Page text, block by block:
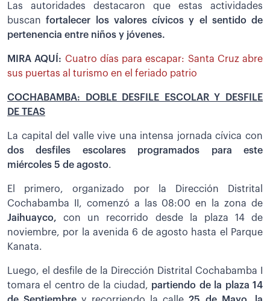
Las autoridades destacaron que estas actividades
buscanfortalecer los valores cívicos y el sentido de
pertenencia entre niños y jóvenes.
MIRA AQUÍ: Cuatro días para escapar: Santa Cruz abre
sus puertas al turismo en el feriado patrio
COCHABAMBA: DOBLE DESFILE ESCOLAR Y DESFILE
DE TEAS
La capital del valle vive una intensa jornada cívica con
dos desfiles escolares programados para este
miércoles 5 de agosto.
El primero, organizado por la Dirección Distrital
Cochabamba II, comenzó a las 08:00 en la zona de
Jaihuayco, con un recorrido desde la plaza 14 de
noviembre, por la avenida 6 de agosto hasta el Parque
Kanata.
Luego, el desfile de la Dirección Distrital Cochabamba I
tomara el centro de la ciudad, partiendo de la plaza 14